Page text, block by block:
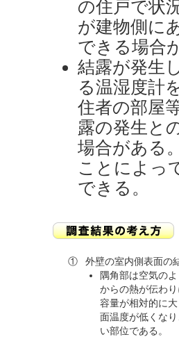
の住戸で状
が建物側に
できる場合
結露が発生
る温湿度計
住者の部屋
露の発生と
場合がある
ことによっ
できる。
①
外壁の室内側表面の
隅角部は空気の
からの熱が伝わ
容量が相対的に
面温度が低くな
い部位である。